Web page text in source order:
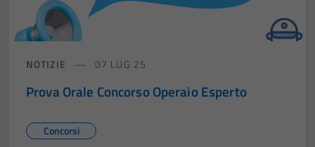
NOTIZIE 07 LUG 25
Prova Orale Concorso Operaio Esperto
Concorsi